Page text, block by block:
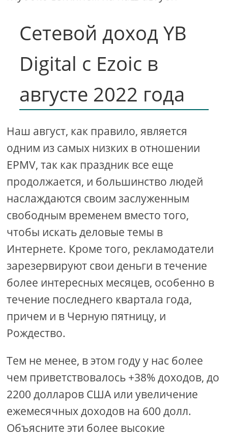
Сетевой доход YB
Digital с Ezoic в
августе 2022 года
Наш август, как правило, является
одним из самых низких в отношении
EPMV, так как праздник все еще
продолжается, и большинство людей
наслаждаются своим заслуженным
свободным временем вместо того,
чтобы искать деловые темы в
Интернете. Кроме того, рекламодатели
зарезервируют свои деньги в течение
более интересных месяцев, особенно в
течение последнего квартала года,
причем и в Черную пятницу, и
Рождество.
Тем не менее, в этом году у нас более
чем приветствовалось +38% доходов, до
2200 долларов США или увеличение
ежемесячных доходов на 600 долл.
Объясните эти более высокие